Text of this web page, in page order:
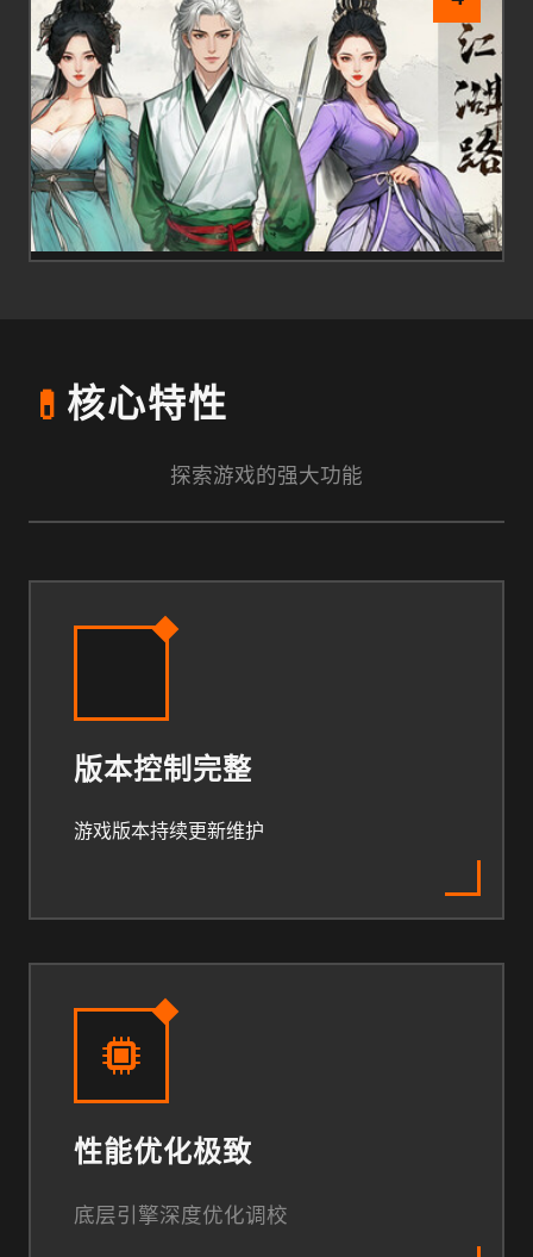
💊 核心特性
探索游戏的强大功能
版本控制完整
游戏版本持续更新维护
性能优化极致
底层引擎深度优化调校